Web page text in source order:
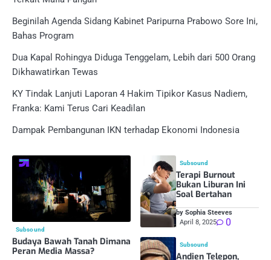
Beginilah Agenda Sidang Kabinet Paripurna Prabowo Sore Ini,
Bahas Program
Dua Kapal Rohingya Diduga Tenggelam, Lebih dari 500 Orang
Dikhawatirkan Tewas
KY Tindak Lanjuti Laporan 4 Hakim Tipikor Kasus Nadiem,
Franka: Kami Terus Cari Keadilan
Dampak Pembangunan IKN terhadap Ekonomi Indonesia
Subsound
Budaya Bawah Tanah Dimana
Peran Media Massa?
Subsound
Terapi Burnout
Bukan Liburan Ini
Soal Bertahan
by Sophia Steeves
April 8, 2025
0
Subsound
Andien Telepon,